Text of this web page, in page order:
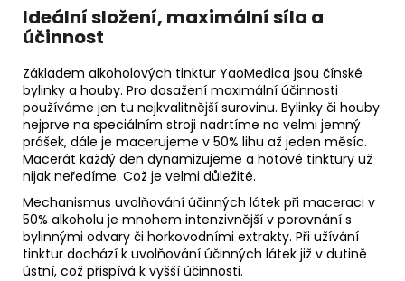
Ideální složení, maximální síla a
účinnost
Základem alkoholových tinktur YaoMedica jsou čínské
bylinky a houby. Pro dosažení maximální účinnosti
používáme jen tu nejkvalitnější surovinu. Bylinky či houby
nejprve na speciálním stroji nadrtíme na velmi jemný
prášek, dále je macerujeme v 50% lihu až jeden měsíc.
Macerát každý den dynamizujeme a hotové tinktury už
nijak neředíme. Což je velmi důležité.
Mechanismus uvolňování účinných látek při maceraci v
50% alkoholu je mnohem intenzivnější v porovnání s
bylinnými odvary či horkovodními extrakty. Při užívání
tinktur dochází k uvolňování účinných látek již v dutině
ústní, což přispívá k vyšší účinnosti.